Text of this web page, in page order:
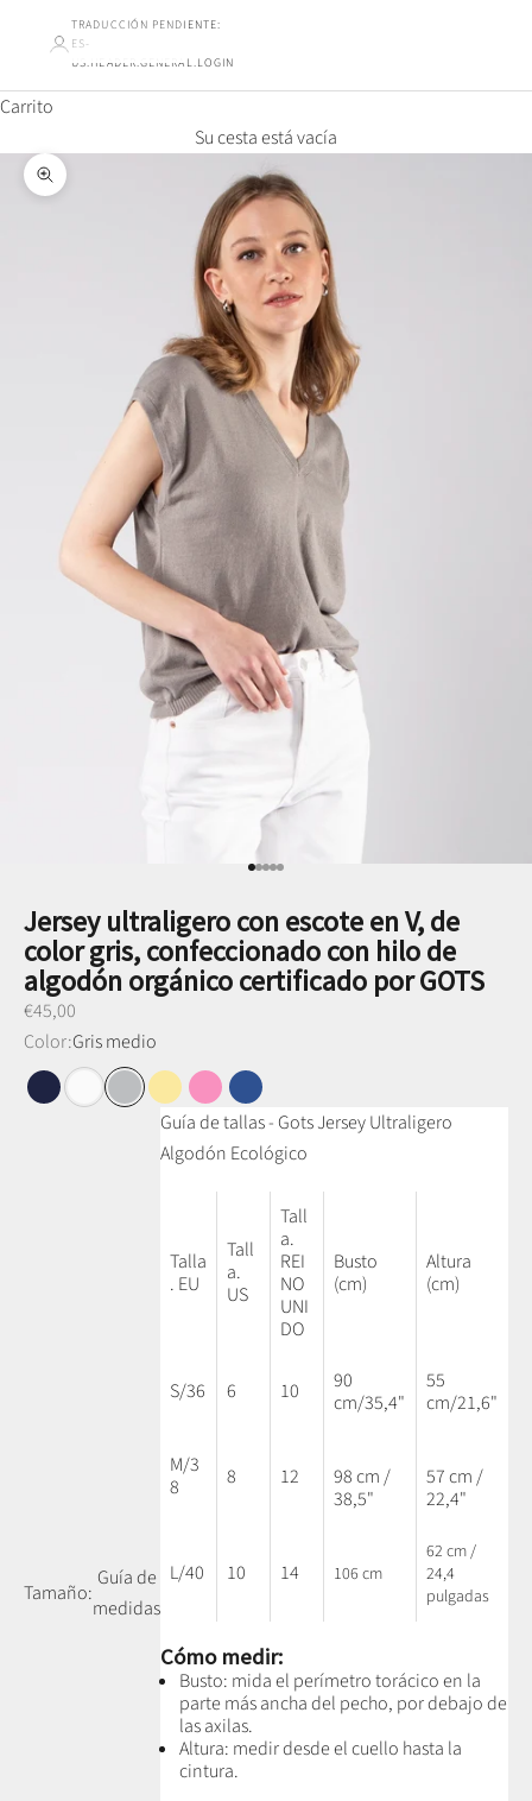
TRADUCCIÓN PENDIENTE:
ES-
US.HEADER.GENERAL.LOGIN
Carrito
Su cesta está vacía
Ampliar la imagen
Ir al punto 1
Ir al punto 2
Ir al punto 3
Ir al punto 4
Ir al punto 5
Jersey ultraligero con escote en V, de
color gris, confeccionado con hilo de
algodón orgánico certificado por GOTS
Preço promocional
€45,00
Color:Gris medio
Azul marino
BlancoGris medioAmarillo mantequilla
RosaAzul cobalto
Tamaño:
Guía de
medidas
Guía de tallas - Gots Jersey Ultraligero
Algodón Ecológico
Talla
. EU
Tall
a.
US
Tall
a.
REI
NO
UNI
DO
Busto
(cm)
Altura
(cm)
S/36 6 10
90
cm/35,4"
55
cm/21,6"
M/3
8
8 12
98 cm /
38,5"
57 cm /
22,4"
L/40 10 14 106 cm
62 cm /
24,4
pulgadas
Cómo medir:
Busto: mida el perímetro torácico en la
parte más ancha del pecho, por debajo de
las axilas.
Altura: medir desde el cuello hasta la
cintura.